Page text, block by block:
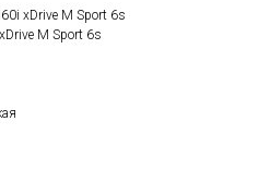
xDrive M Sport 6s
M Sport 6s